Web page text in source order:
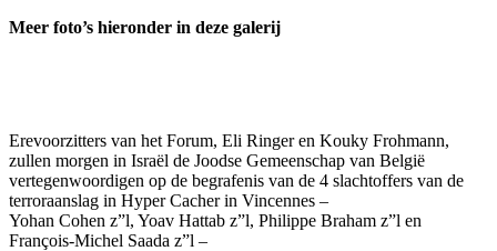
Meer foto’s hieronder in deze galerij
Erevoorzitters van het Forum, Eli Ringer en Kouky Frohmann,
zullen morgen in Israël de Joodse Gemeenschap van België
vertegenwoordigen op de begrafenis van de 4 slachtoffers van de
terroraanslag in Hyper Cacher in Vincennes –
Yohan Cohen z”l, Yoav Hattab z”l, Philippe Braham z”l en
François-Michel Saada z”l –